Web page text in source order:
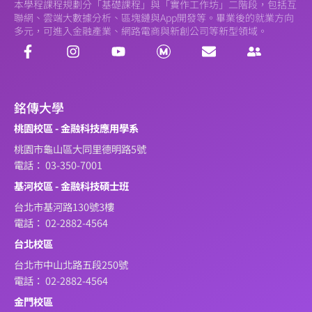
本學程課程規劃分「基礎課程」與「實作工作坊」二階段，包括互
聯網、雲端大數據分析、區塊鏈與App開發等。畢業後的就業方向
多元，可進入金融產業、網路電商與新創公司等新型領域。
銘傳大學
桃園校區 - 金融科技應用學系
桃園市龜山區大同里德明路5號
電話： 03-350-7001
基河校區 - 金融科技碩士班
台北市基河路130號3樓
電話： 02-2882-4564
台北校區
台北市中山北路五段250號
電話： 02-2882-4564
金門校區